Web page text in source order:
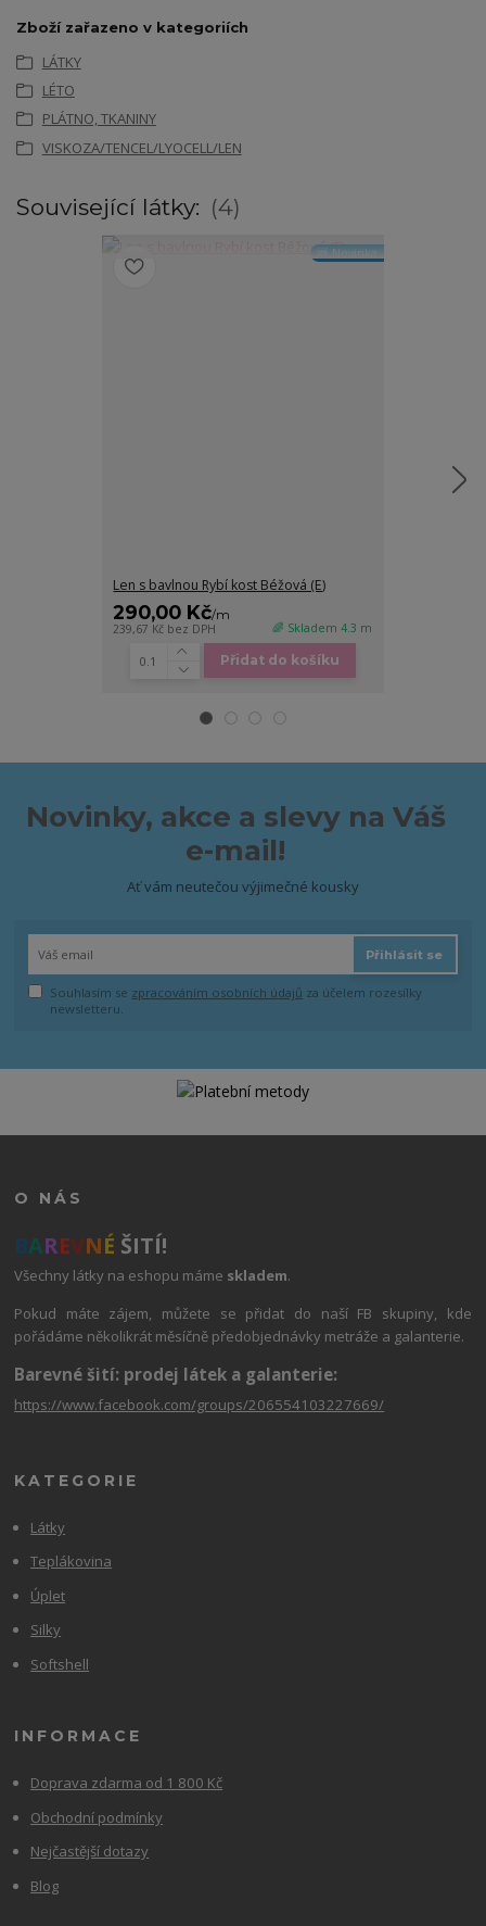
Zboží zařazeno v kategoriích
LÁTKY
LÉTO
PLÁTNO, TKANINY
VISKOZA/TENCEL/LYOCELL/LEN
Související látky: 4
🆕 Novinka
Len s bavlnou Rybí kost Béžová (E)
290,00 Kč/m
239,67 Kč bez DPH 🌈 Skladem 4.3 m
Přidat do košíku
Novinky, akce a slevy na Váš
e-mail!
Ať vám neutečou výjimečné kousky
Přihlásit se
Souhlasím se zpracováním osobních údajů za účelem rozesílky
newsletteru.
O NÁS
BAREVNÉ ŠITÍ!
Všechny látky na eshopu máme skladem.
Pokud máte zájem, můžete se přidat do naší FB skupiny, kde
pořádáme několikrát měsíčně předobjednávky metráže a galanterie.
Barevné šití: prodej látek a galanterie:
https://www.facebook.com/groups/206554103227669/
KATEGORIE
Látky
Teplákovina
Úplet
Silky
Softshell
INFORMACE
Doprava zdarma od 1 800 Kč
Obchodní podmínky
Nejčastější dotazy
Blog